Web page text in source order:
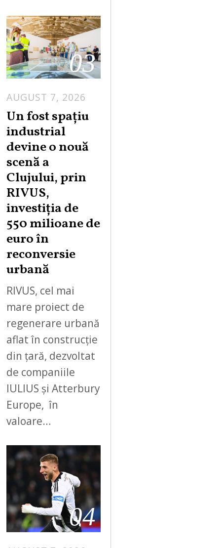
03
AUGUST 7, 2026
Un fost spațiu
industrial
devine o nouă
scenă a
Clujului, prin
RIVUS,
investiția de
550 milioane de
euro în
reconversie
urbană
RIVUS, cel mai
mare proiect de
regenerare urbană
aflat în construcție
din țară, dezvoltat
de companiile
IULIUS și Atterbury
Europe, în
valoare…
04